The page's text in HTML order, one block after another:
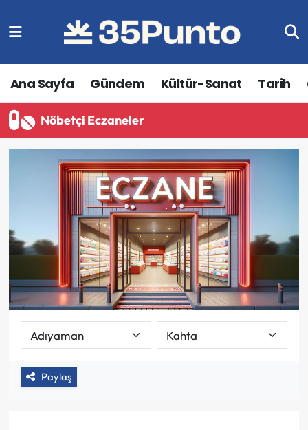
Ana Sayfa Gündem Kültür-Sanat Tarih
Nöbetçi Eczaneler
Paylaş